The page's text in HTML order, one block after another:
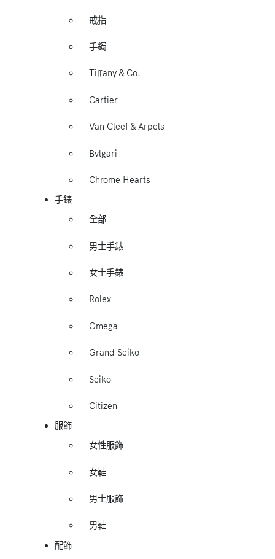
戒指
手鐲
Tiffany & Co.
Cartier
Van Cleef & Arpels
Bvlgari
Chrome Hearts
手錶
全部
男士手錶
女士手錶
Rolex
Omega
Grand Seiko
Seiko
Citizen
服飾
女性服飾
女鞋
男士服飾
男鞋
配飾